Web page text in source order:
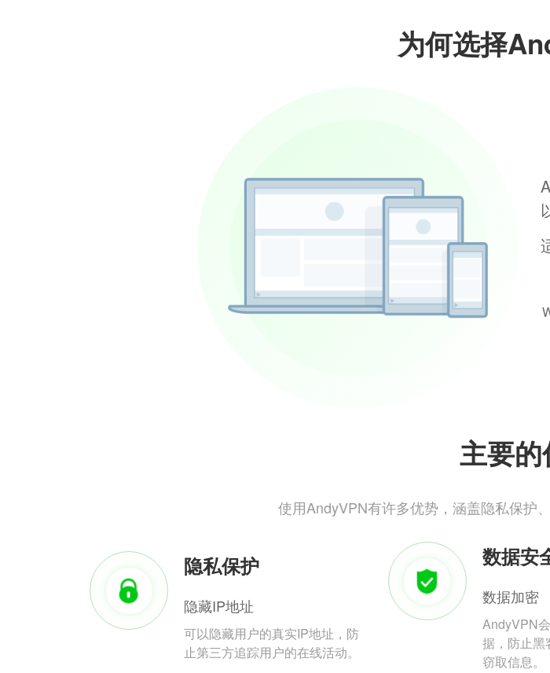
为何选择
主要
使用AndyVPN有许多优势，涵盖隐私保护
隐私保护
隐藏IP地址
可以隐藏用户的真实IP地址，防
止第三方追踪用户的在线活动。
数据安
数据加密
AndyVPN
据，防止黑
窃取信息。